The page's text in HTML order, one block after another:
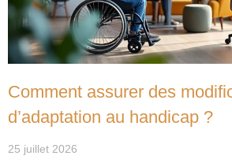
Comment assurer des
d’adaptation au handicap ?
25 juillet 2026